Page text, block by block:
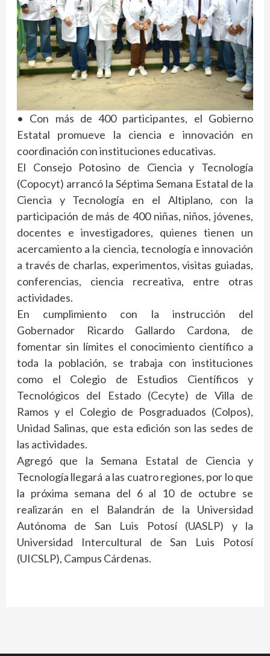
• Con más de 400 participantes, el Gobierno
Estatal promueve la ciencia e innovación en
coordinación con instituciones educativas.
El Consejo Potosino de Ciencia y Tecnología
(Copocyt) arrancó la Séptima Semana Estatal de la
Ciencia y Tecnología en el Altiplano, con la
participación de más de 400 niñas, niños, jóvenes,
docentes e investigadores, quienes tienen un
acercamiento a la ciencia, tecnología e innovación
a través de charlas, experimentos, visitas guiadas,
conferencias, ciencia recreativa, entre otras
actividades.
En cumplimiento con la instrucción del
Gobernador Ricardo Gallardo Cardona, de
fomentar sin límites el conocimiento científico a
toda la población, se trabaja con instituciones
como el Colegio de Estudios Científicos y
Tecnológicos del Estado (Cecyte) de Villa de
Ramos y el Colegio de Posgraduados (Colpos),
Unidad Salinas, que esta edición son las sedes de
las actividades.
Agregó que la Semana Estatal de Ciencia y
Tecnología llegará a las cuatro regiones, por lo que
la próxima semana del 6 al 10 de octubre se
realizarán en el Balandrán de la Universidad
Autónoma de San Luis Potosí (UASLP) y la
Universidad Intercultural de San Luis Potosí
(UICSLP), Campus Cárdenas.